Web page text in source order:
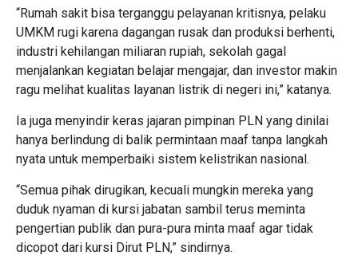
“Rumah sakit bisa terganggu pelayanan kritisnya, pelaku
UMKM rugi karena dagangan rusak dan produksi berhenti,
industri kehilangan miliaran rupiah, sekolah gagal
menjalankan kegiatan belajar mengajar, dan investor makin
ragu melihat kualitas layanan listrik di negeri ini,” katanya.
Ia juga menyindir keras jajaran pimpinan PLN yang dinilai
hanya berlindung di balik permintaan maaf tanpa langkah
nyata untuk memperbaiki sistem kelistrikan nasional.
“Semua pihak dirugikan, kecuali mungkin mereka yang
duduk nyaman di kursi jabatan sambil terus meminta
pengertian publik dan pura-pura minta maaf agar tidak
dicopot dari kursi Dirut PLN,” sindirnya.